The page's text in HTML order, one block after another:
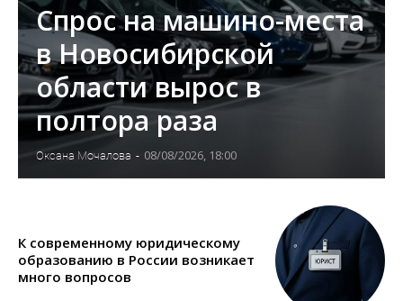
Спрос на машино-места
в Новосибирской
области вырос в
полтора раза
Оксана Мочалова - 08/08/2026, 18:00
К современному юридическому
образованию в России возникает
много вопросов